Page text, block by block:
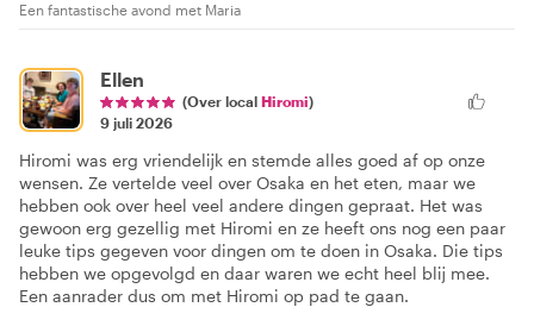
Een fantastische avond met Maria
Ellen
(Over local Hiromi)
9 juli 2026
Hiromi was erg vriendelijk en stemde alles goed af op onze
wensen. Ze vertelde veel over Osaka en het eten, maar we
hebben ook over heel veel andere dingen gepraat. Het was
gewoon erg gezellig met Hiromi en ze heeft ons nog een paar
leuke tips gegeven voor dingen om te doen in Osaka. Die tips
hebben we opgevolgd en daar waren we echt heel blij mee.
Een aanrader dus om met Hiromi op pad te gaan.